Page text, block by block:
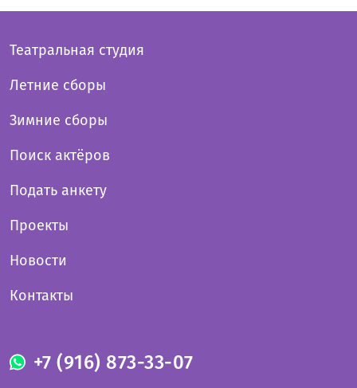
+7 (916) 873-33-07
Театральная студия
Летние сборы
Зимние сборы
Поиск актёров
Подать анкету
Проекты
Новости
Контакты